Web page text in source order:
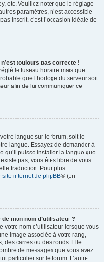
etc. Veuillez noter que le réglage
paramètres, n’est accessible
inscrit, c’est l’occasion idéale de
toujours pas correcte !
le fuseau horaire mais que
que l’horloge du serveur soit
afin de lui communiquer ce
langue sur le forum, soit le
langue. Essayez de demander à
qu’il puisse installer la langue que
pas, vous êtes libre de vous
traduction. Pour plus
site internet de phpBB® (en
mon nom d’utilisateur ?
votre nom d’utilisateur lorsque vous
image associée à votre rang,
des carrés ou des ronds. Elle
de messages que vous avez
particulier sur le forum. L’autre